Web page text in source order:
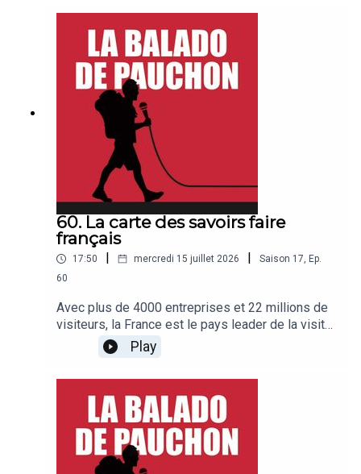
mariages, pour les rencontres que l'on peut faire.
Je vous laisse découvrir le résultat. Bonne
balado, bonne chance Anatole et beaucoup de
bonheur aux mariés !
60. La carte des savoirs faire
français
17:50 mercredi 15 juillet 2026 Saison 17, Ep.
60
Avec plus de 4000 entreprises et 22 millions de
visiteurs, la France est le pays leader de la visite
d'entreprise. Michelin vient de créer la carte de
France des savoir-faire en collaboration avec
Entreprise et Découverte, association nationale
de la visite d'entreprise. Ainsi sont répertoriées
plus de 350 entreprises emblématiques que l'on
peut visiter. En ce lendemain du 14 juillet, je vous
propose de visiter l'usine du slip français à
Aubervilliers. Bonne balado !
Play